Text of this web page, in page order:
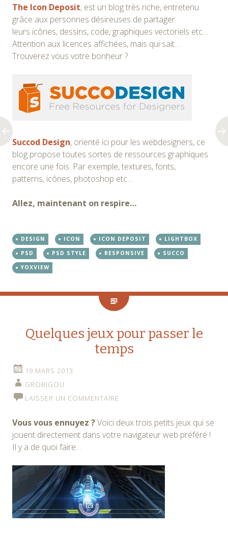
The Icon Deposit, est un blog très riche, entretenu
grâce aux personnes désireuses de partager
leurs icônes, dessins, code, graphiques vectoriels etc…
Attention aux licences affichées, mais qui sait…
Trouverez vous votre bonheur ?
Succod Design, orienté ici pour les webdesigners, ce
blog propose toutes sortes de ressources graphiques
encore une fois. Par exemple, textures, fonts,
patterns, icônes, photoshop etc…
Allez, maintenant on respire…
DESIGN ICON ICON DEPOSIT
LIGHTBOX
PSD
PSD STYLE RESPONSIVE
SUCCO
YOXVIEW
Quelques jeux pour passer le
temps
19 MARS 2013
GROBIGOU
LAISSER UN COMMENTAIRE
Vous vous ennuyez ?Voici deux trois petits jeux qui se
jouent directement dans votre navigateur web préféré !
Il y a de quoi faire…